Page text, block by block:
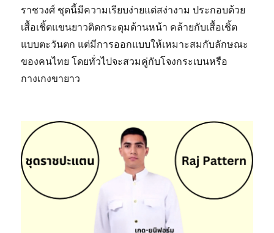
ราชวงศ์ ชุดนี้มีความเรียบง่ายแต่สง่างาม ประกอบด้วย
เสื้อเชิ้ตแขนยาวติดกระดุมด้านหน้า คล้ายกับเสื้อเชิ้ต
แบบตะวันตก แต่มีการออกแบบให้เหมาะสมกับลักษณะ
ของคนไทย โดยทั่วไปจะสวมคู่กับโจงกระเบนหรือ
กางเกงขายาว